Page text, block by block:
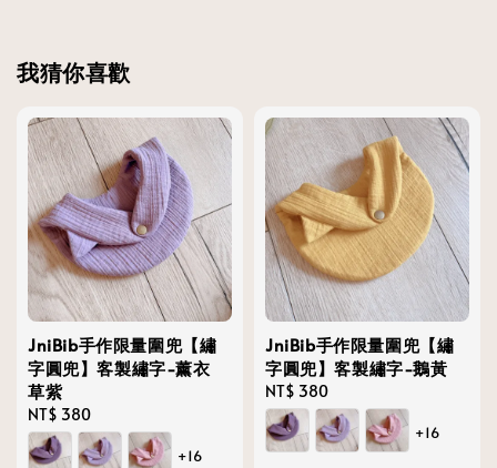
我猜你喜歡
JniBib手作限量圍兜【繡
字圓兜】客製繡字-薰衣
草紫
Regular
price
NT$ 380
+16
JniBib手作限量圍兜【繡
字圓兜】客製繡字-鵝黃
Regular
price
NT$ 380
+16